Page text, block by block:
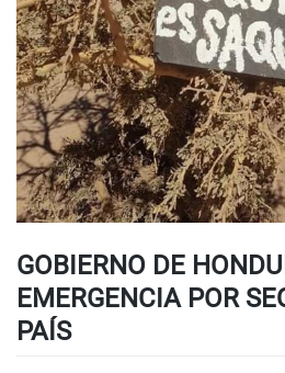
GOBIERNO DE
EMERGENCIA POR
PAÍS